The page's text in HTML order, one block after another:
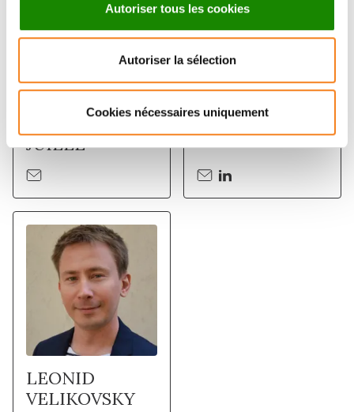
Autoriser tous les cookies
Autoriser la sélection
Cookies nécessaires uniquement
HOUDUSSE-
JUILLE
CARLOS
KIKUTI
CNRS
LEONID
VELIKOVSKY